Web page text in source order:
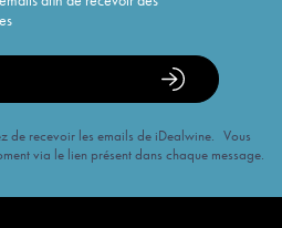
de recevoir les emails de iDealwine. Vous
via le lien présent dans chaque message.